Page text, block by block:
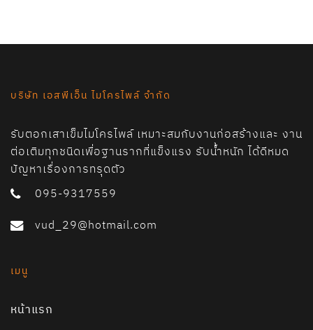
บริษัท เอสพีเอ็น ไมโครไพล์ จำกัด
รับตอกเสาเข็มไมโครไพล์ เหมาะสมกับงานก่อสร้างและ งาน
ต่อเติมทุกชนิดเพื่อฐานรากที่แข็งแรง รับน้ำหนัก ได้ดีหมด
ปัญหาเรื่องการทรุดตัว
095-9317559
vud_29@hotmail.com
เมนู
หน้าแรก